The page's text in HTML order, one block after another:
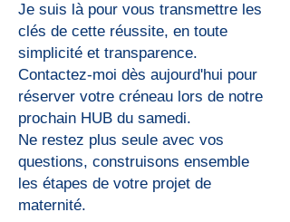
Je suis là pour vous transmettre les
clés de cette réussite, en toute
simplicité et transparence.
Contactez-moi dès aujourd'hui pour
réserver votre créneau lors de notre
prochain HUB du samedi.
Ne restez plus seule avec vos
questions, construisons ensemble
les étapes de votre projet de
maternité.